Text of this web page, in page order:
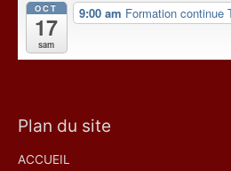
OCT
17
sam
9:00 am Formation continue
Plan du site
ACCUEIL